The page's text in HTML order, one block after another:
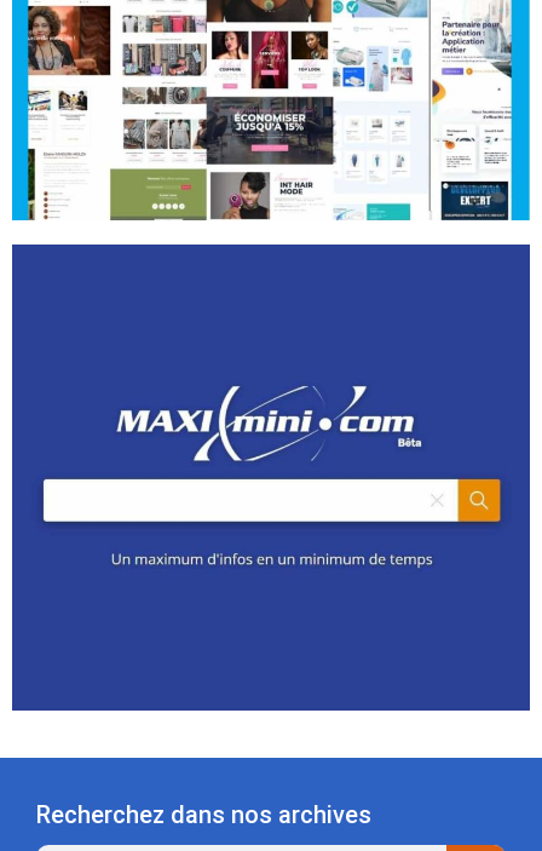
Recherchez dans nos archives